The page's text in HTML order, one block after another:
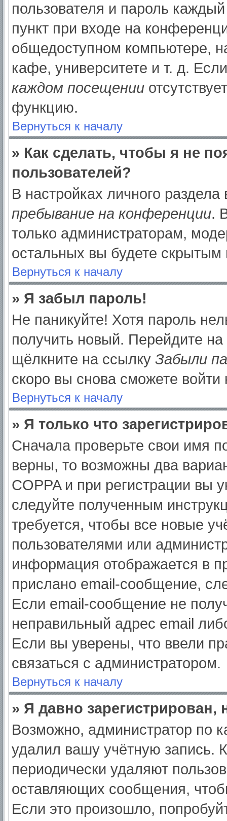
пользователя и пароль
пункт при входе на
общедоступном компьютере,
кафе, университете и т. д.
каждом посещении
функцию.
Вернуться к началу
» Как сделать, чтобы я не
пользователей?
В настройках личного
пребывание на конференции.
только администраторам,
остальных вы будете скрытым
Вернуться к началу
» Я забыл пароль!
Не паникуйте! Хотя пароль
получить новый. Перейдите
щёлкните на ссылку Забыли
скоро вы снова сможете
Вернуться к началу
» Я только что
Сначала проверьте свои имя
верны, то возможны два
COPPA и при регистрации вы
следуйте полученным
требуется, чтобы все новые
пользователями или
информация отображается в
прислано email-сообщение,
Если email-сообщение не
неправильный адрес email
Если вы уверены, что ввели
связаться с администратором.
Вернуться к началу
» Я давно
Возможно, администратор по
удалил вашу учётную запись.
периодически удаляют
оставляющих сообщения,
Если это произошло,